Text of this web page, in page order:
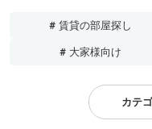
# 賃貸の部屋探し
# 大家様向け
カテ